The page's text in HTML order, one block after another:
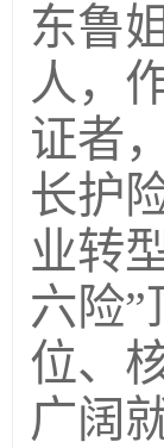
东鲁
人，
证者
长护
业转
六险
位、
广阔